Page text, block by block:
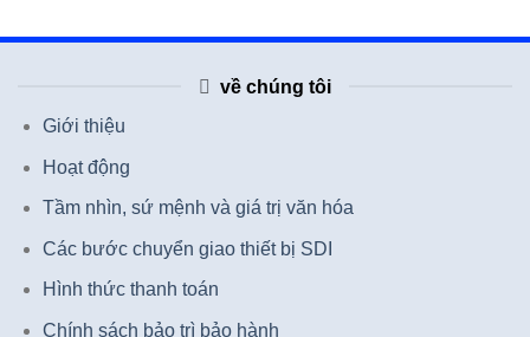
về chúng tôi
Giới thiệu
Hoạt động
Tầm nhìn, sứ mệnh và giá trị văn hóa
Các bước chuyển giao thiết bị SDI
Hình thức thanh toán
Chính sách bảo trì bảo hành